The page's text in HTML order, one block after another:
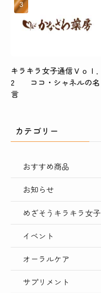
キラキラ女子通信Ｖｏｌ．
2 ココ・シャネルの名
言
カテゴリー
おすすめ商品
お知らせ
めざそうキラキラ女子
イベント
オーラルケア
サプリメント